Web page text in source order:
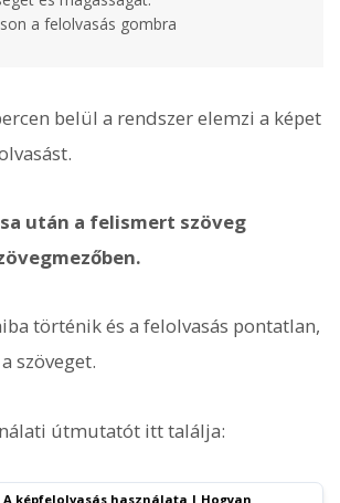
a felolvasás gombra
belül a rendszer elemzi a képet
után a felismert szöveg
történik és a felolvasás pontatlan,
szöveget.
útmutatót itt találja:
A képfelolvasás használata | Hogyan